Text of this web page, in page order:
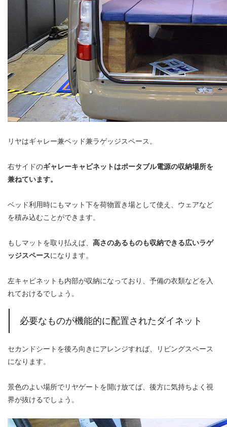
リヤはギャレー兼ベッド兼ラゲッジスペース。
右サイドのギャレーキャビネットはポータブル電源の収納場所を
兼ねています。
ベッド利用時にもマット下を荷物置き場として使え、ウェアなど
を積み込むことができます。
もしマットを取り払えば、 高さのあるものも収納できる広いラゲ
ッジスペースになります。
左キャビネットも内部が収納になっており、予備の衣類などを入
れておけるでしょう。
必要なものが機能的に配置されたダイネット
セカンドシートを後ろ向きにアレンジすれば、リビングスペース
になります。
景色のよい場所でリヤゲートを開け放てば、後方に気持ちよく視
界が抜けるでしょう。